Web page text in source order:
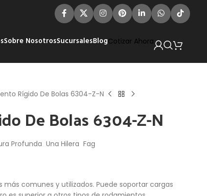
Sobre NosotrosSucursalesBlogCotizar Ahora
Rígido De Bolas 6304-Z-N
De Bolas 6304-Z-N
Profunda Una Hilera Fag
más comunes y utilizados. Puede soportar cargas